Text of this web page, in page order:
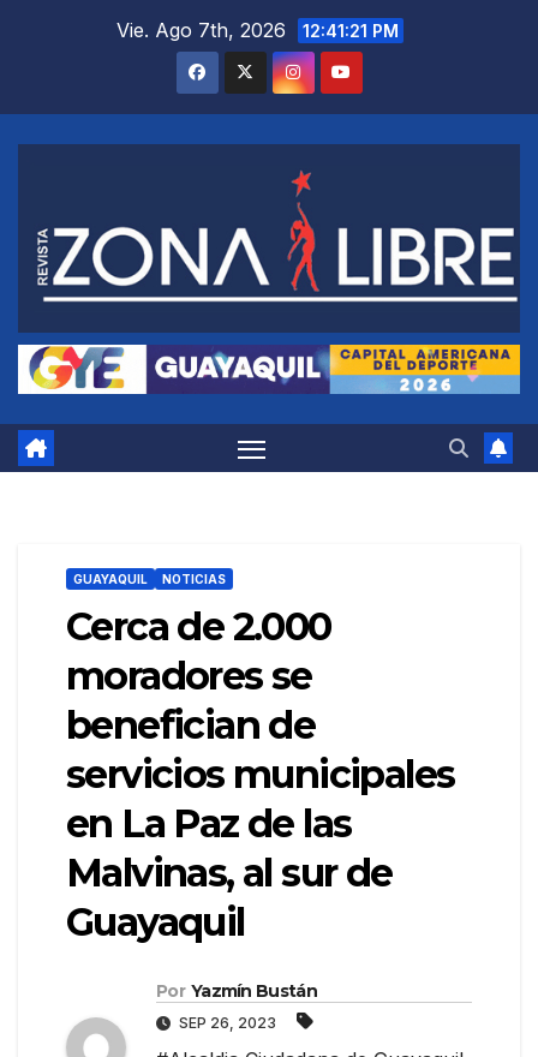
Vie. Ago 7th, 2026 12:41:22 PM
GUAYAQUIL NOTICIAS
Cerca de 2.000
moradores se
benefician de
servicios municipales
en La Paz de las
Malvinas, al sur de
Guayaquil
Por Yazmín Bustán
SEP 26, 2023